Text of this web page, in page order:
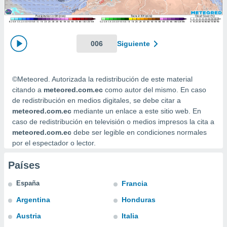
seguir
coste.
a la
la
todas
ya sean
nos
y análisis
así como
CONFIGURACIÓN
006 Siguiente
©Meteored. Autorizada la redistribución de este material
citando a meteored.com.ec como autor del mismo. En caso
de redistribución en medios digitales, se debe citar a
meteored.com.ec mediante un enlace a este sitio web. En
caso de redistribución en televisión o medios impresos la cita a
meteored.com.ec debe ser legible en condiciones normales
por el espectador o lector.
Países
España
Argentina
Austria
Francia
Honduras
Italia